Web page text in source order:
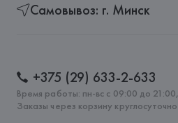
Самовывоз: г. Минск
+375 (29) 633-2-633
Время работы: пн-вс с 09:00 до 21:00,
Заказы через корзину круглосуточно